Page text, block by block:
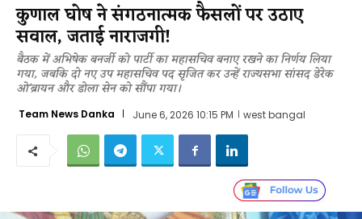
कुणाल घोष ने संगठनात्मक फैसलों पर उठाए
सवाल, जताई नाराजगी!
बैठक में अभिषेक बनर्जी को पार्टी का महासचिव बनाए रखने का निर्णय लिया
गया, जबकि दो नए उप महासचिव पद सृजित कर उन्हें राज्यसभा सांसद डेरेक
ओ'ब्रायन और डोला सेन को सौंपा गया।
Team News Danka June 6, 2026 10:15 PM west bangal